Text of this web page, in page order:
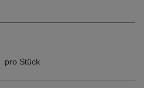
pro Stück